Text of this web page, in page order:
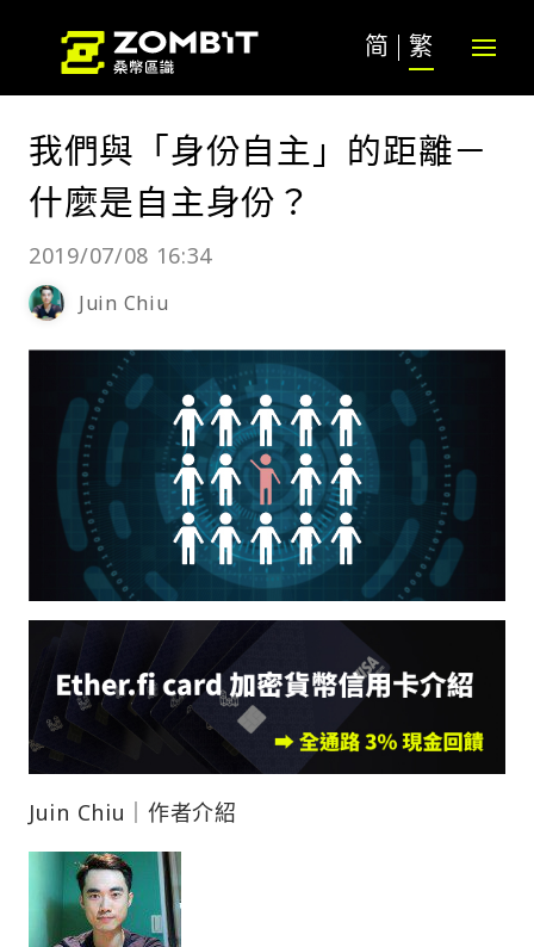
简 繁
我們與「身份自主」的距離－
什麼是自主身份？
2019/07/08 16:34
Juin Chiu
Juin Chiu｜作者介紹